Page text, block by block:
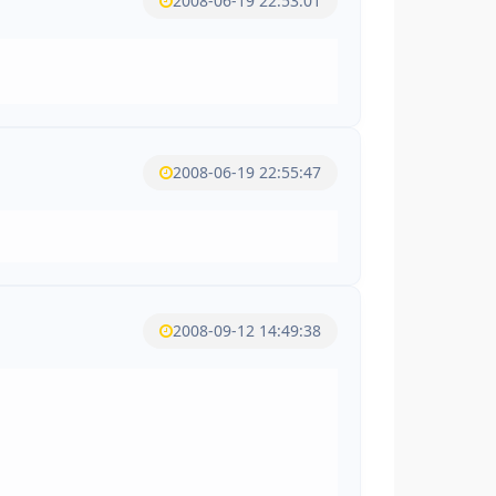
2008-06-19 22:55:47
2008-09-12 14:49:38